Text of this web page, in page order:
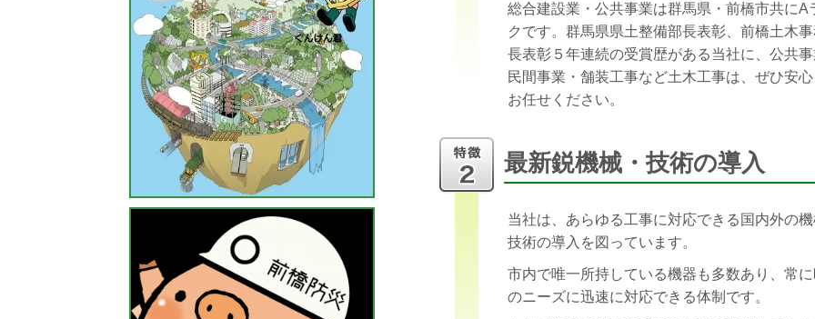
総合建設業・公共事業は群馬県・前橋市共にA
クです。群馬県県土整備部長表彰、前橋土木
長表彰５年連続の受賞歴がある当社に、公共
民間事業・舗装工事など土木工事は、ぜひ安
お任せください。
最新鋭機械・技術の導入
当社は、あらゆる工事に対応できる国内外の
技術の導入を図っています。
市内で唯一所持している機器も多数あり、常
のニーズに迅速に対応できる体制です。